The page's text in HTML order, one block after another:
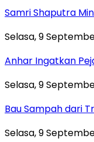
Samri Shaputra
Selasa, 9
Anhar Ingatkan
Selasa, 9
Bau Sampah dari
Selasa, 9